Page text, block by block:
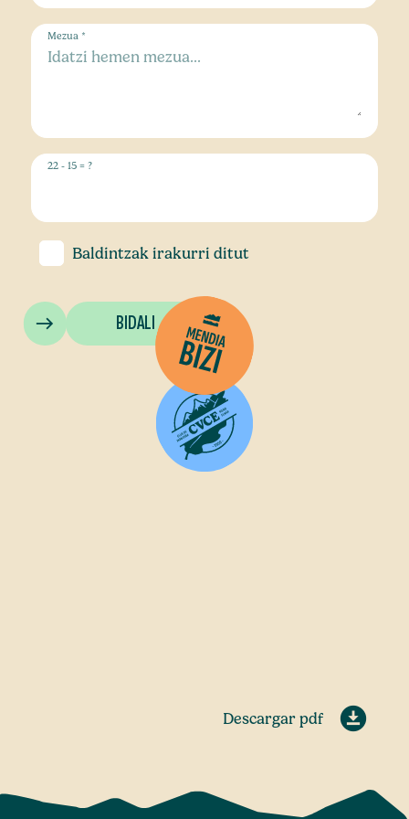
Mezua *
22 - 15 = ?
Baldintzak irakurri ditut
BIDALI
Descargar pdf